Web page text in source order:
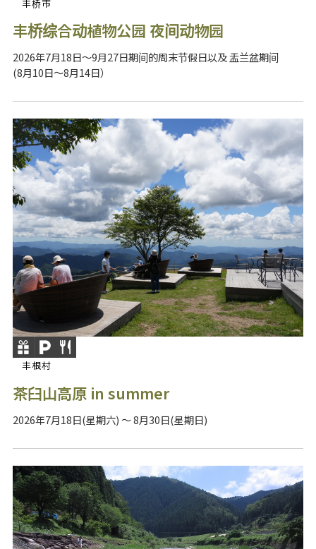
丰桥市
丰桥综合动植物公园 夜间动物园
2026年7月18日～9月27日期间的周末节假日以及 盂兰盆期间
(8月10日～8月14日）
丰根村
茶臼山高原 in summer
2026年7月18日(星期六) ～ 8月30日(星期日)